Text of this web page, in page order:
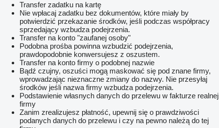
Transfer zadatku na kartę
Nie wpłacaj zadatku bez dokumentów, które miały by
potwierdzić przekazanie środków, jeśli podczas współpracy
sprzedający wzbudza podejrzenia.
Transfer na konto "zaufanej osoby"
Podobna prośba powinna wzbudzić podejrzenia,
prawdopodobnie konwersujesz z oszustem.
Transfer na konto firmy o podobnej nazwie
Bądź czujny, oszuści mogą maskować się pod znane firmy,
wprowadzając nieznaczne zmiany do nazwy. Nie przesyłaj
środków jeśli nazwa firmy wzbudza podejrzenia.
Podstawienie własnych danych do przelewu w fakturze realnej
firmy
Zanim zrealizujesz płatność, upewnij się o prawdziwości
podanych danych do przelewu i czy na pewno należą do tej